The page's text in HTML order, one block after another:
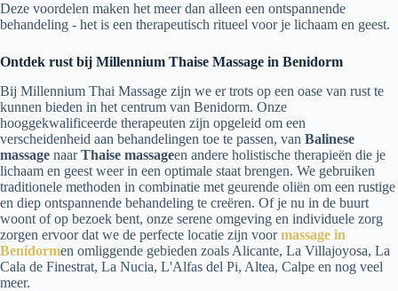
Deze voordelen maken het meer dan alleen een ontspannende
behandeling - het is een therapeutisch ritueel voor je lichaam en geest.
Ontdek rust bij Millennium Thaise Massage in Benidorm
Bij Millennium Thai Massage zijn we er trots op een oase van rust te
kunnen bieden in het centrum van Benidorm. Onze
hooggekwalificeerde therapeuten zijn opgeleid om een
verscheidenheid aan behandelingen toe te passen, van Balinese
massage naarThaise massageen andere holistische therapieën die je
lichaam en geest weer in een optimale staat brengen. We gebruiken
traditionele methoden in combinatie met geurende oliën om een rustige
en diep ontspannende behandeling te creëren. Of je nu in de buurt
woont of op bezoek bent, onze serene omgeving en individuele zorg
zorgen ervoor dat we de perfecte locatie zijn voormassage in
Benidormen omliggende gebieden zoals Alicante, La Villajoyosa, La
Cala de Finestrat, La Nucia, L'Alfas del Pi, Altea, Calpe en nog veel
meer.